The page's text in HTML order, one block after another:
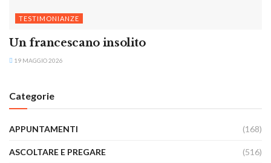
TESTIMONIANZE
Un francescano insolito
19 MAGGIO 2026
Categorie
APPUNTAMENTI (168)
ASCOLTARE E PREGARE (516)